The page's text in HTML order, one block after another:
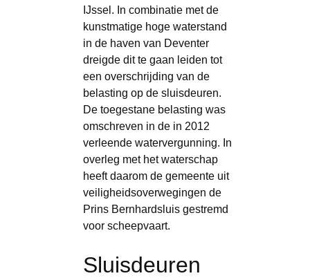
IJssel. In combinatie met de
kunstmatige hoge waterstand
in de haven van Deventer
dreigde dit te gaan leiden tot
een overschrijding van de
belasting op de sluisdeuren.
De toegestane belasting was
omschreven in de in 2012
verleende watervergunning. In
overleg met het waterschap
heeft daarom de gemeente uit
veiligheidsoverwegingen de
Prins Bernhardsluis gestremd
voor scheepvaart.
Sluisdeuren